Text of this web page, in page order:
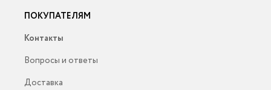
ПОКУПАТЕЛЯМ
Контакты
Вопросы и ответы
Доставка